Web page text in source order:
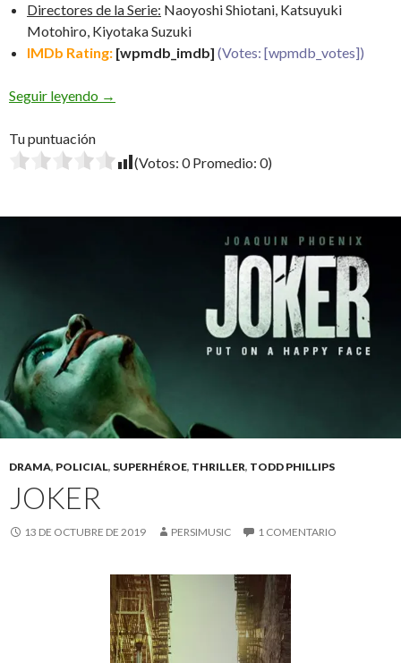
Directores de la Serie: Naoyoshi Shiotani, Katsuyuki
Motohiro, Kiyotaka Suzuki
IMDb Rating: [wpmdb_imdb] (Votes: [wpmdb_votes])
Seguir leyendo Psycho-Pass
→
Tu puntuación
(Votos: 0Promedio: 0)
DRAMA, POLICIAL, SUPERHÉROE, THRILLER, TODD PHILLIPS
JOKER
13 DE OCTUBRE DE 2019 PERSIMUSIC 1 COMENTARIO